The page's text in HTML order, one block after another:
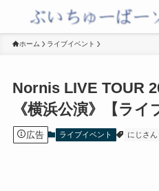
ホーム ライブイベント
Nornis LIVE TOUR
《横浜公演》【ライ
広告 ライブイベント にじさん